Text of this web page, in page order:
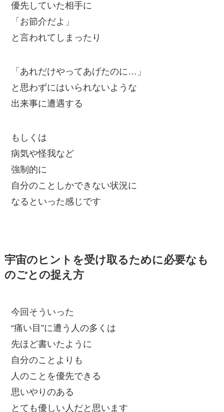
優先していた相手に
「お節介だよ」
と言われてしまったり
「あれだけやってあげたのに…」
と思わずにはいられないような
出来事に遭遇する
もしくは
病気や怪我など
強制的に
自分のことしかできない状況に
なるといった感じです
宇宙のヒントを受け取るために必要なも
のごとの捉え方
今回そういった
“痛い目”に遭う人の多くは
先ほど書いたように
自分のことよりも
人のことを優先できる
思いやりのある
とても優しい人だと思います